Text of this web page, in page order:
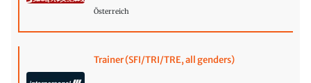
Österreich
Trainer (SFI/TRI/TRE, all genders)